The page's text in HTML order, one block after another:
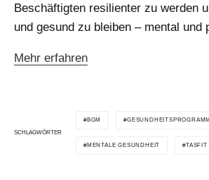
Beschäftigten resilienter zu werden
und gesund zu bleiben – mental und
Mehr erfahren
SCHLAGWÖRTER
BGM GESUNDHEITSPROGRAMM
MENTALE GESUNDHEIT TASFIT